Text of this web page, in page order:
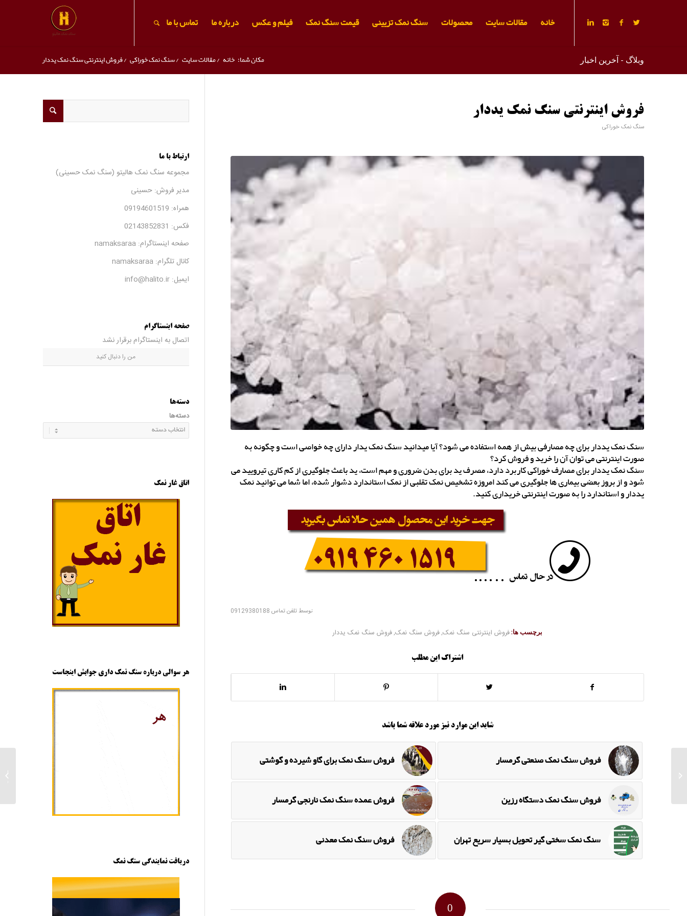
خانه مقالات سایت محصولات سنگ نمک تزیینی قیمت سنگ نمک فیلم و عکس درباره ما تماس با ما
وبلاگ - آخرین اخبار مکان شما: خانه /مقالات سایت /سنگ نمک خوراکی /فروش اینترنتی سنگ نمک یددار
فروش اینترنتی سنگ نمک یددار
سنگ نمک خوراکی
سنگ نمک یددار برای چه مصارفی بیش از همه استفاده می شود؟ آیا میدانید سنگ نمک یدار دارای چه خواصی است و چگونه به
صورت اینترنتی می توان آن را خرید و فروش کرد؟
سنگ نمک یددار برای مصارف خوراکی کاربرد دارد، مصرف ید برای بدن ضروری و مهم است، ید باعث جلوگیری از کم کاری تیرویید می
شود و از بروز بعضی بیماری ها جلوگیری می کند امروزه تشخیص نمک تقلبی از نمک استاندارد دشوار شده، اما شما می توانید نمک
یددار و استاندارد را به صورت اینترنتی خریداری کنید.
توسط تلفن تماس 09129380188
برچسب ها:فروش اینترنتی سنگ نمک,فروش سنگ نمک,فروش سنگ نمک یددار
اشتراک این مطلب
شاید این موارد نیز مورد علاقه شما باشد
فروش سنگ نمک برای گاو شیرده و گوشتی فروش سنگ نمک صنعتی گرمسار
فروش عمده سنگ نمک نارنجی گرمسار فروش سنگ نمک دستگاه رزین
فروش سنگ نمک معدنی سنگ نمک سختی گیر تحویل بسیار سریع تهران
0
ارتباط با ما
مجموعه سنگ نمک هالیتو (سنگ نمک حسینی)
مدیر فروش: حسینی
همراه: 09194601519
فکس: 02143852831
صفحه اینستاگرام: namaksaraa
کانال تلگرام: namaksaraa
ایمیل: info@halito.ir
صفحه اینستاگرام
اتصال به اینستاگرام برقرار نشد
من را دنبال کنید
دسته‌ها
دسته‌ها
اتاق غار نمک
هر سوالی درباره سنگ نمک داری جوابش اینجاست
دریافت نمایندگی سنگ نمک
طعام
فروش سنگ نمک
آباژور